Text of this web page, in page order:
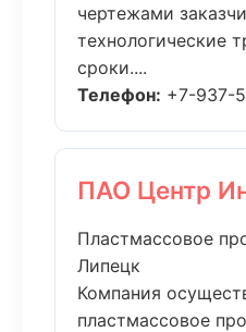
чертежами
технологические
сроки....
Телефон: +7-937-
ПАО Центр
Пластмассовое
Липецк
Компания
пластмассовое